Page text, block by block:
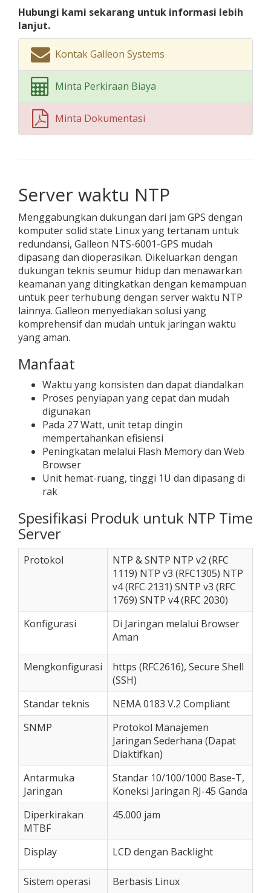
Hubungi kami sekarang untuk informasi lebih
lanjut.
Kontak Galleon Systems
Minta Perkiraan Biaya
Minta Dokumentasi
Server waktu NTP
Menggabungkan dukungan dari jam GPS dengan
komputer solid state Linux yang tertanam untuk
redundansi, Galleon NTS-6001-GPS mudah
dipasang dan dioperasikan. Dikeluarkan dengan
dukungan teknis seumur hidup dan menawarkan
keamanan yang ditingkatkan dengan kemampuan
untuk peer terhubung dengan server waktu NTP
lainnya. Galleon menyediakan solusi yang
komprehensif dan mudah untuk jaringan waktu
yang aman.
Manfaat
Waktu yang konsisten dan dapat diandalkan
Proses penyiapan yang cepat dan mudah
digunakan
Pada 27 Watt, unit tetap dingin
mempertahankan efisiensi
Peningkatan melalui Flash Memory dan Web
Browser
Unit hemat-ruang, tinggi 1U dan dipasang di
rak
Spesifikasi Produk untuk NTP Time
Server
Protokol
NTP & SNTP NTP v2 (RFC
1119) NTP v3 (RFC1305) NTP
v4 (RFC 2131) SNTP v3 (RFC
1769) SNTP v4 (RFC 2030)
Konfigurasi
Di Jaringan melalui Browser
Aman
Mengkonfigurasi
https (RFC2616), Secure Shell
(SSH)
Standar teknis
NEMA 0183 V.2 Compliant
SNMP
Protokol Manajemen
Jaringan Sederhana (Dapat
Diaktifkan)
Antarmuka
Jaringan
Standar 10/100/1000 Base-T,
Koneksi Jaringan RJ-45 Ganda
Diperkirakan
MTBF
45.000 jam
Display LCD dengan Backlight
Sistem operasi
Berbasis Linux